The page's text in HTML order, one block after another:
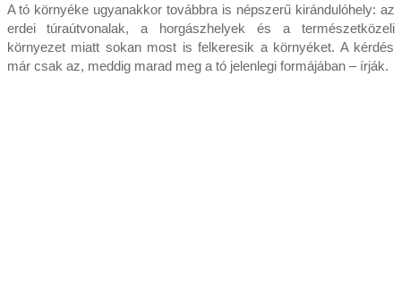
A tó környéke ugyanakkor továbbra is népszerű kirándulóhely: az
erdei túraútvonalak, a horgászhelyek és a természetközeli
környezet miatt sokan most is felkeresik a környéket. A kérdés
már csak az, meddig marad meg a tó jelenlegi formájában – írják.